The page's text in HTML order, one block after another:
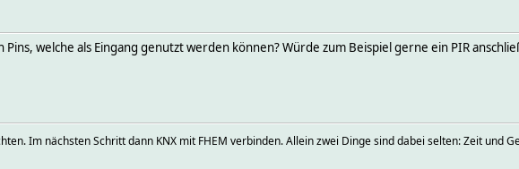
welche als Eingang genutzt werden können? Würde zum Beispiel gerne ein PIR
Im nächsten Schritt dann KNX mit FHEM verbinden. Allein zwei Dinge sind dabei selten: Zeit und